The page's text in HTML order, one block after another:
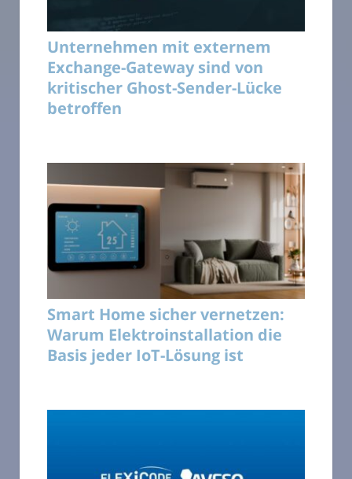
Unternehmen mit externem
Exchange-Gateway sind von
kritischer Ghost-Sender-Lücke
betroffen
Smart Home sicher vernetzen:
Warum Elektroinstallation die
Basis jeder IoT-Lösung ist